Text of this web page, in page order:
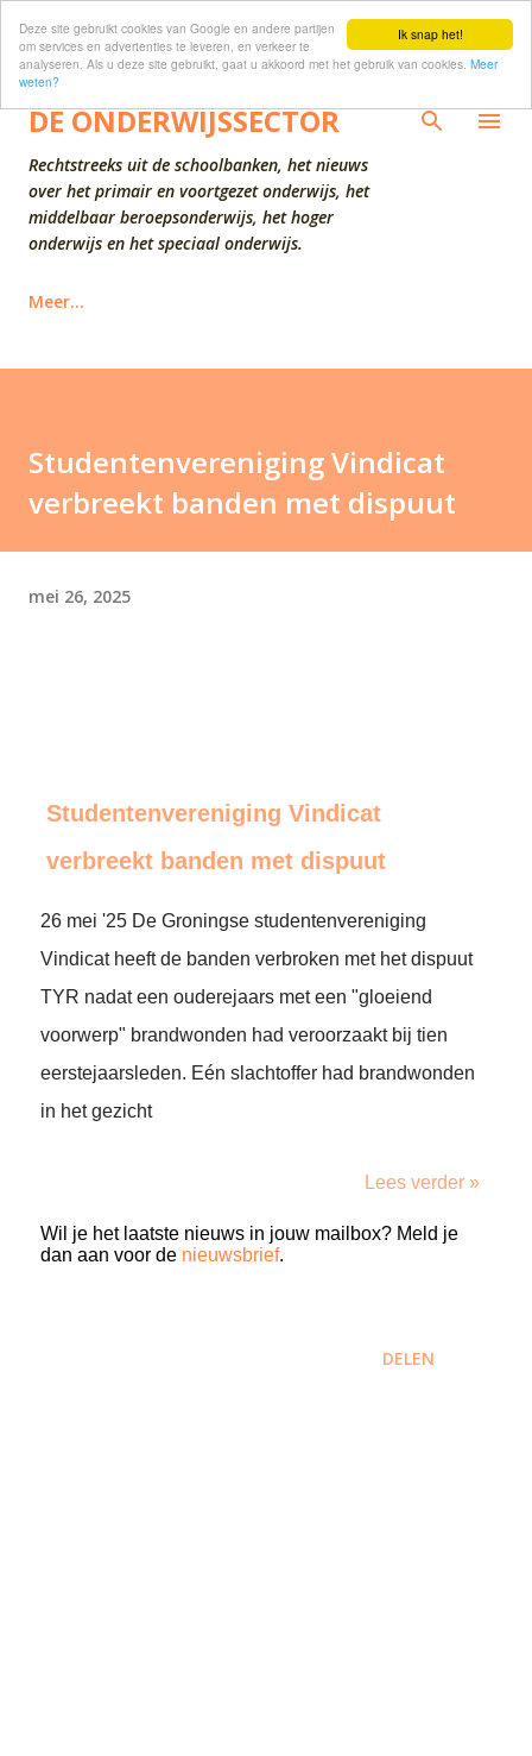
Ik snap het!
Deze site gebruikt cookies van Google en andere partijen
om services en advertenties te leveren, en verkeer te
analyseren. Als u deze site gebruikt, gaat u akkoord met het gebruik van cookies. Meer
weten?
Doorgaan naar hoofdcontent
DE ONDERWIJSSECTOR
Rechtstreeks uit de schoolbanken, het nieuws
over het primair en voortgezet onderwijs, het
middelbaar beroepsonderwijs, het hoger
onderwijs en het speciaal onderwijs.
Meer…
Studentenvereniging Vindicat
verbreekt banden met dispuut
mei 26, 2025
Studentenvereniging Vindicat
verbreekt banden met dispuut
26 mei '25 De Groningse studentenvereniging
Vindicat heeft de banden verbroken met het dispuut
TYR nadat een ouderejaars met een "gloeiend
voorwerp" brandwonden had veroorzaakt bij tien
eerstejaarsleden. Eén slachtoffer had brandwonden
in het gezicht
Lees verder »
Wil je het laatste nieuws in jouw mailbox? Meld je
dan aan voor de nieuwsbrief.
DELEN